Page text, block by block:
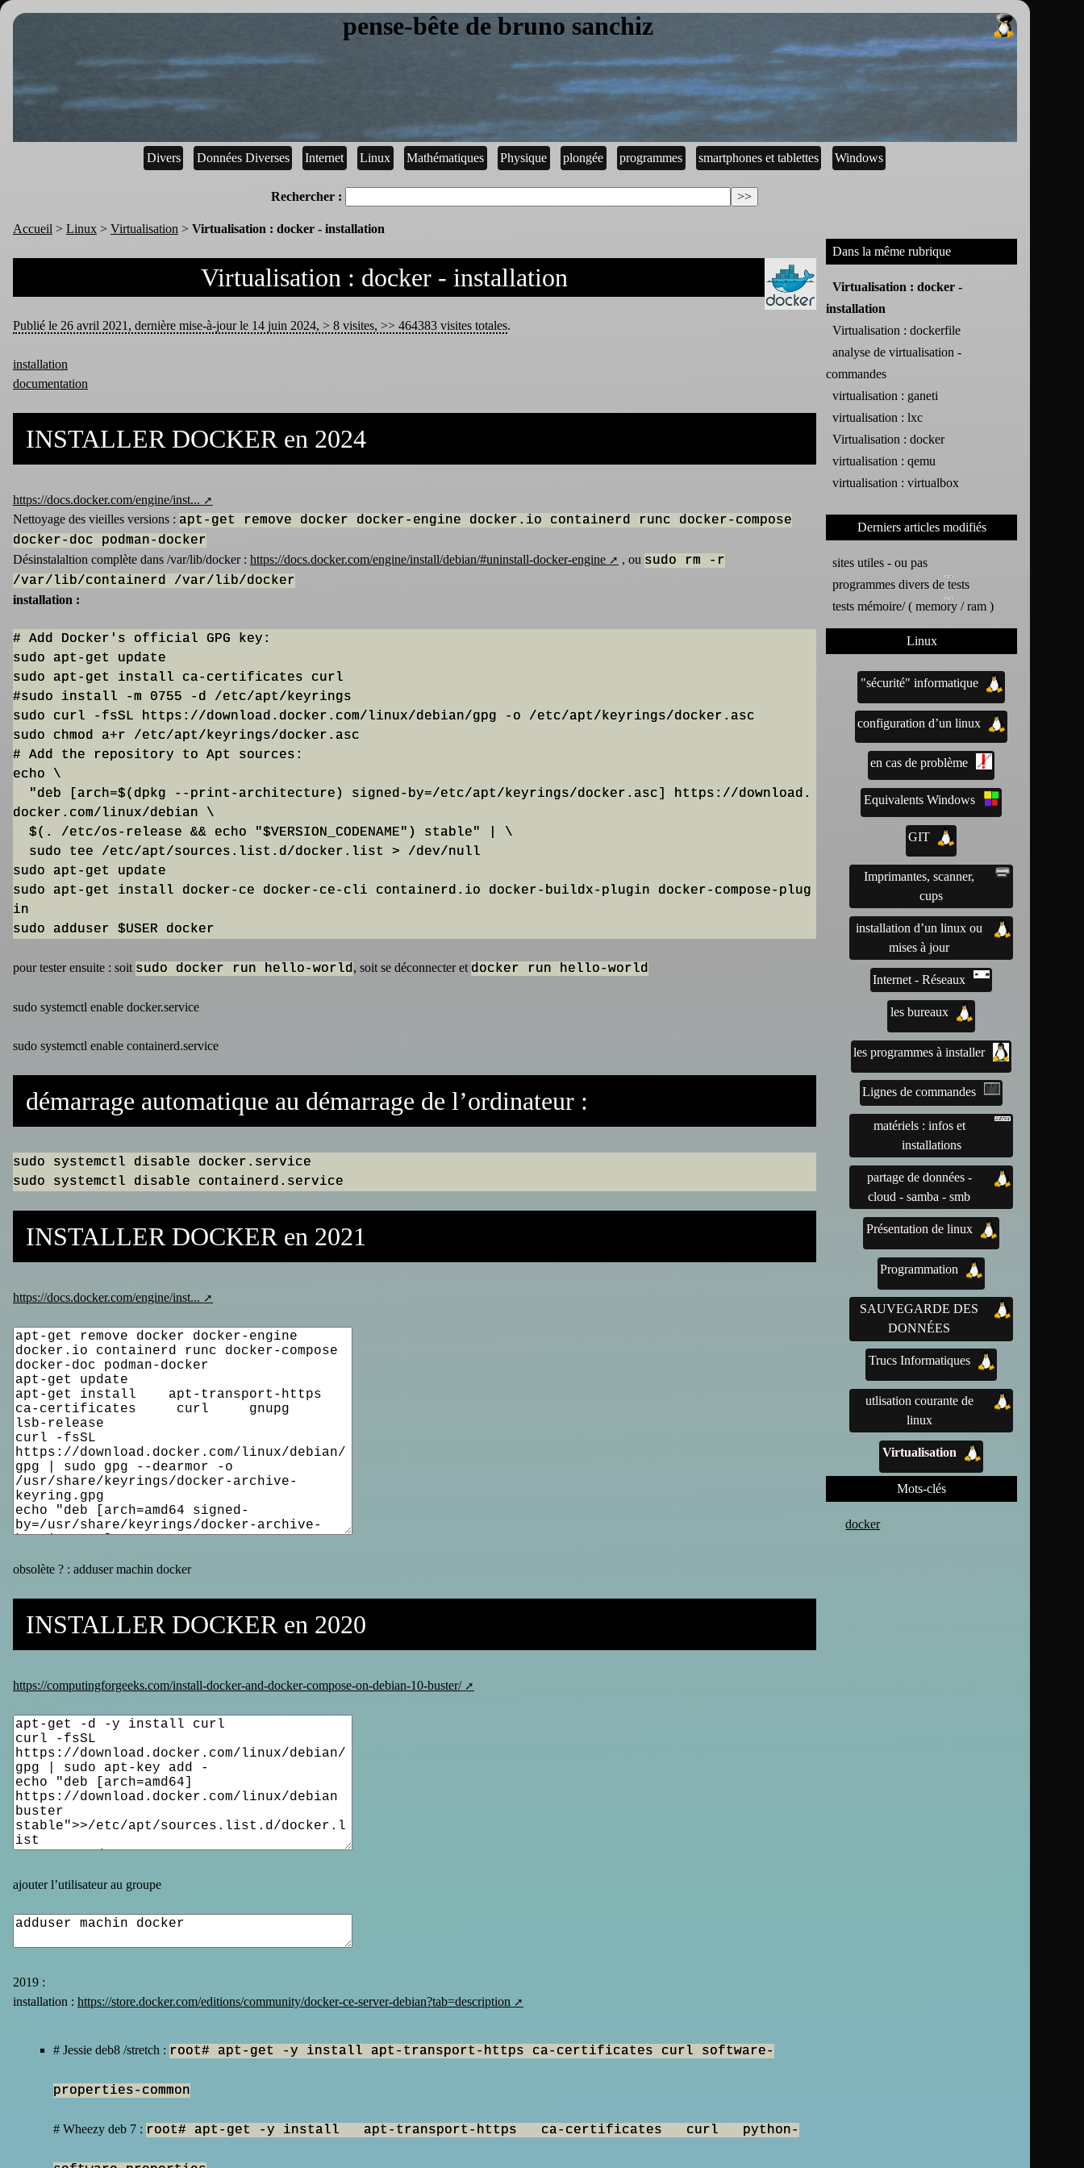
pense-bête de bruno sanchiz
Divers Données Diverses Internet Linux Mathématiques Physique plongée programmes smartphones et tablettes Windows
Rechercher :
Accueil > Linux > Virtualisation > Virtualisation : docker - installation
Virtualisation : docker - installation
Publié le 26 avril 2021, dernière mise-à-jour le 14 juin 2024, > 8 visites, >> 464383 visites totales.
installation
documentation
INSTALLER DOCKER en 2024
https://docs.docker.com/engine/inst...
Nettoyage des vieilles versions : apt-get remove docker docker-engine docker.io containerd runc docker-compose
docker-doc podman-docker
Désinstalaltion complète dans /var/lib/docker : https://docs.docker.com/engine/install/debian/#uninstall-docker-engine , ou sudo rm -r
/var/lib/containerd /var/lib/docker
installation :
# Add Docker's official GPG key:
sudo apt-get update
sudo apt-get install ca-certificates curl
#sudo install -m 0755 -d /etc/apt/keyrings
sudo curl -fsSL https://download.docker.com/linux/debian/gpg -o /etc/apt/keyrings/docker.asc
sudo chmod a+r /etc/apt/keyrings/docker.asc
# Add the repository to Apt sources:
echo \
docker.com/linux/debian \
sudo apt-get update
sudo apt-get install docker-ce docker-ce-cli containerd.io docker-buildx-plugin docker-compose-plug
in
pour tester ensuite : soit sudo docker run hello-world, soit se déconnecter et docker run hello-world
sudo systemctl enable docker.service
sudo systemctl enable containerd.service
démarrage automatique au démarrage de l’ordinateur :
sudo systemctl disable docker.service
INSTALLER DOCKER en 2021
https://docs.docker.com/engine/inst...
obsolète ? : adduser machin docker
INSTALLER DOCKER en 2020
https://computingforgeeks.com/install-docker-and-docker-compose-on-debian-10-buster/
ajouter l’utilisateur au groupe
2019 :
installation : https://store.docker.com/editions/community/docker-ce-server-debian?tab=description
# Jessie deb8 /stretch : root# apt-get -y install apt-transport-https ca-certificates curl software-
properties-common
# Wheezy deb 7 : root# apt-get -y install apt-transport-https ca-certificates curl python-
Dans la même rubrique
Virtualisation : docker -
installation
Virtualisation : dockerfile
analyse de virtualisation -
commandes
virtualisation : ganeti
virtualisation : lxc
Virtualisation : docker
virtualisation : qemu
virtualisation : virtualbox
Derniers articles modifiés
sites utiles - ou pas
programmes divers de tests
tests mémoire/ ( memory / ram )
Linux
"sécurité" informatique
configuration d’un linux
en cas de problème
Equivalents Windows
GIT
Imprimantes, scanner,
cups
installation d’un linux ou
mises à jour
Internet - Réseaux
les bureaux
les programmes à installer
Lignes de commandes
matériels : infos et
installations
partage de données -
cloud - samba - smb
Présentation de linux
Programmation
SAUVEGARDE DES
DONNÉES
Trucs Informatiques
utlisation courante de
linux
Virtualisation
Mots-clés
docker